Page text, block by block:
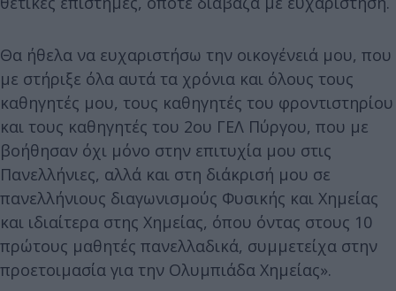
Θα ήθελα να ευχαριστήσω την οικογένειά μου, που
με στήριξε όλα αυτά τα χρόνια και όλους τους
καθηγητές μου, τους καθηγητές του φροντιστηρίου
και τους καθηγητές του 2ου ΓΕΛ Πύργου, που με
βοήθησαν όχι μόνο στην επιτυχία μου στις
Πανελλήνιες, αλλά και στη διάκρισή μου σε
πανελλήνιους διαγωνισμούς Φυσικής και Χημείας
και ιδιαίτερα στης Χημείας, όπου όντας στους 10
πρώτους μαθητές πανελλαδικά, συμμετείχα στην
προετοιμασία για την Ολυμπιάδα Χημείας».